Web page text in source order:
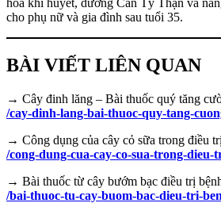
hòa khí huyết, dưỡng Can Tỳ Thận và
cho phụ nữ và gia đình sau tuổi 35.
BÀI VIẾT LIÊN QUAN
→ Cây đinh lăng – Bài thuốc quý tăng
/cay-dinh-lang-bai-thuoc-quy-tang-
→ Công dụng của cây cỏ sữa trong điều
/cong-dung-cua-cay-co-sua-trong-
→ Bài thuốc từ cây bướm bạc điều trị
/bai-thuoc-tu-cay-buom-bac-dieu-tri-